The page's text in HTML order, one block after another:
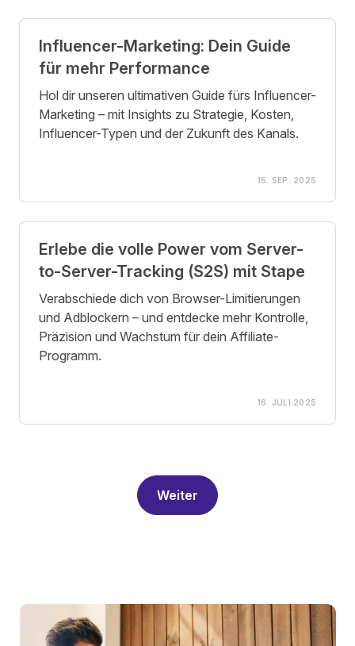
Influencer-Marketing: Dein Guide
für mehr Performance
Hol dir unseren ultimativen Guide fürs Influencer-
Marketing – mit Insights zu Strategie, Kosten,
Influencer-Typen und der Zukunft des Kanals.
15. SEP. 2025
Erlebe die volle Power vom Server-
to-Server-Tracking (S2S) mit Stape
Verabschiede dich von Browser-Limitierungen
und Adblockern – und entdecke mehr Kontrolle,
Präzision und Wachstum für dein Affiliate-
Programm.
16. JULI 2025
Weiter